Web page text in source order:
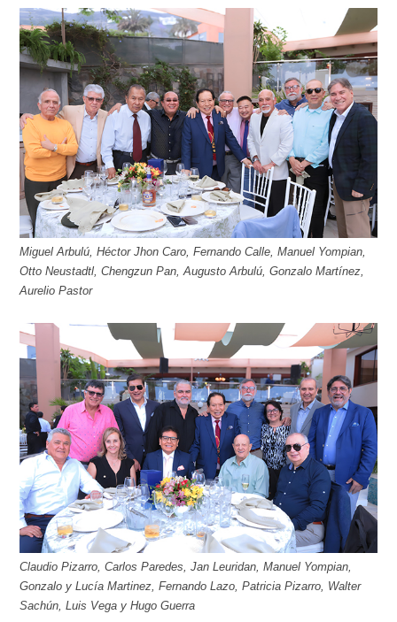
Miguel Arbulú, Héctor Jhon Caro, Fernando Calle, Manuel Yompian,
Otto Neustadtl, Chengzun Pan, Augusto Arbulú, Gonzalo Martínez,
Aurelio Pastor
Claudio Pizarro, Carlos Paredes, Jan Leuridan, Manuel Yompian,
Gonzalo y Lucía Martinez, Fernando Lazo, Patricia Pizarro, Walter
Sachún, Luis Vega y Hugo Guerra